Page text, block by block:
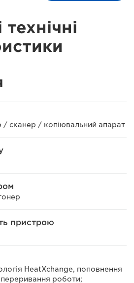
/ сканер / копіювальний апарат
пристрою
HeatXchange, поповнення
роботи;